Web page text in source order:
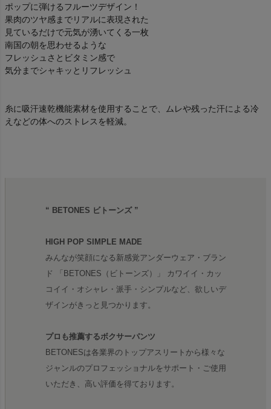
ポップに弾けるフルーツデザイン！
果肉のツヤ感までリアルに表現された
見ているだけで元気が湧いてくる一枚
南国の朝を思わせるような
フレッシュさとビタミン感で
気分までシャキッとリフレッシュ
糸に吸汗速乾機能素材を使用することで、ムレや残った汗による冷
えなどの体へのストレスを軽減。
“ BETONES ビトーンズ ”
HIGH POP SIMPLE MADE
みんなが笑顔になる新感覚アンダーウェア・ブラン
ド 「BETONES（ビトーンズ）」 カワイイ・カッ
コイイ・オシャレ・派手・シンプルなど、欲しいデ
ザインがきっと見つかります。
プロも推薦するボクサーパンツ
BETONESは各業界のトップアスリートから様々な
ジャンルのプロフェッショナルをサポート・ご使用
いただき、高い評価を得ております。